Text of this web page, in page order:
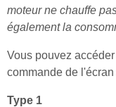
moteur ne chauffe
également la
Vous pouvez
commande de
Type 1